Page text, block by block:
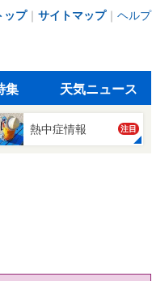
プ｜ サイトマップ｜ ヘルプ
集 天気ニュース
熱中症情報 注目